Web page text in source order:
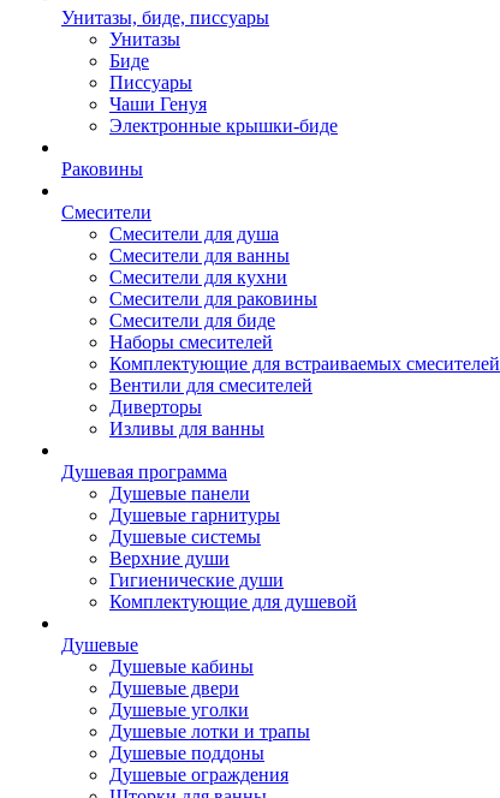
Унитазы, биде, писсуары
Унитазы
Биде
Писсуары
Чаши Генуя
Электронные крышки-биде
Раковины
Смесители
Смесители для душа
Смесители для ванны
Смесители для кухни
Смесители для раковины
Смесители для биде
Наборы смесителей
Комплектующие для встраиваемых смесителей
Вентили для смесителей
Диверторы
Изливы для ванны
Душевая программа
Душевые панели
Душевые гарнитуры
Душевые системы
Верхние души
Гигиенические души
Комплектующие для душевой
Душевые
Душевые кабины
Душевые двери
Душевые уголки
Душевые лотки и трапы
Душевые поддоны
Душевые ограждения